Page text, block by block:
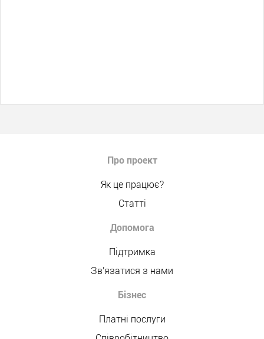
Про проект
Як це працює?
Статті
Допомога
Підтримка
Зв'язатися з нами
Бізнес
Платні послуги